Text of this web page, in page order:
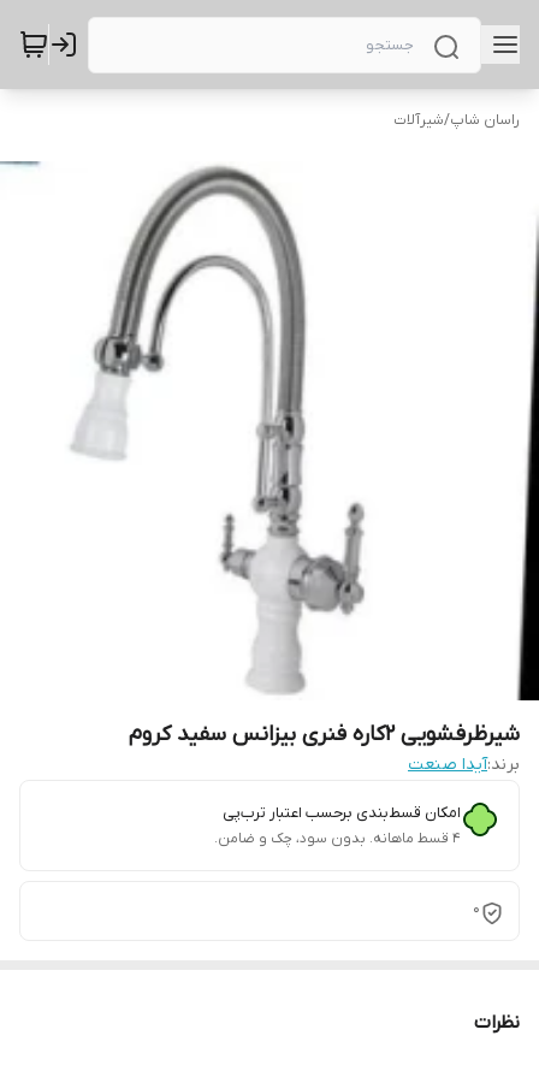
راسان شاپ/شیرآلات
شیرظرفشویی 2کاره فنری بیزانس سفید کروم
برند:آیدا صنعت
امکان قسط‌بندی برحسب اعتبار ترب‌پی
۴ قسط ماهانه. بدون سود، چک و ضامن.
0
نظرات